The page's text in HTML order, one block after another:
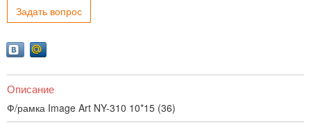
Задать вопрос
Описание
Ф/рамка Image Art NY-310 10*15 (36)